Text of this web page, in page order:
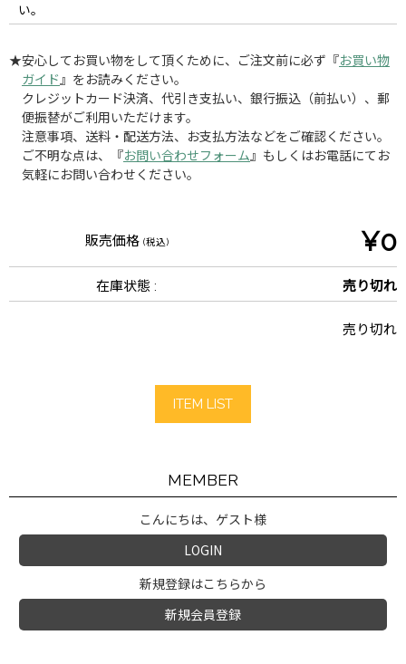
い。
★安心してお買い物をして頂くために、ご注文前に必ず『お買い物
ガイド 』をお読みください。
クレジットカード決済、代引き支払い、銀行振込（前払い）、郵
便振替がご利用いただけます。
注意事項、送料・配送方法、お支払方法などをご確認ください。
ご不明な点は、『お問い合わせフォーム 』もしくはお電話にてお
気軽にお問い合わせください。
販売価格 (税込) ¥0
在庫状態 : 売り切れ
売り切れ
ITEM LIST
MEMBER
こんにちは、ゲスト様
LOGIN
新規登録はこちらから
新規会員登録